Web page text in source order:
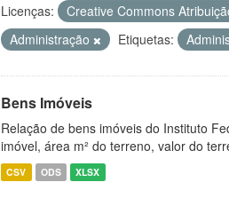
Licenças: Creative Commons
Administração
Etiquetas:
Bens Imóveis
Relação de bens imóveis do Instituto
imóvel, área m² do terreno, valor do
CSV ODS XLSX